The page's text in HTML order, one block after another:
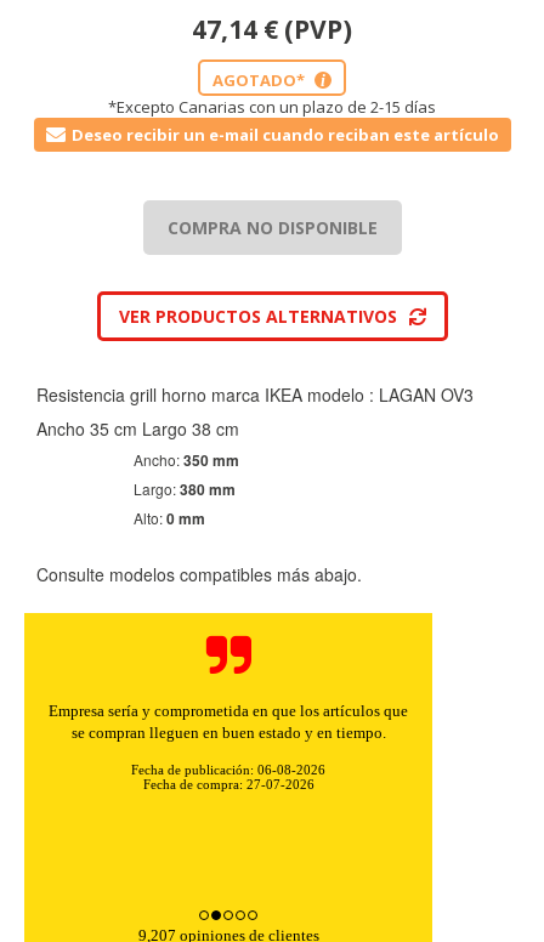
47,14 € (PVP)
AGOTADO* i
*Excepto Canarias con un plazo de 2-15 días
Deseo recibir un e-mail cuando reciban este artículo
COMPRA NO DISPONIBLE
VER PRODUCTOS ALTERNATIVOS
Resistencia grill horno marca IKEA modelo : LAGAN OV3
Ancho 35 cm Largo 38 cm
Ancho:350 mm
Largo:380 mm
Alto:0 mm
Consulte modelos compatibles más abajo.
Empresa sería y comprometida en que los artículos que
se compran lleguen en buen estado y en tiempo.
Fecha de publicación: 06-08-2026
Fecha de compra: 27-07-2026
9,207 opiniones de clientes
HABILITAR TODO RECHAZAR TODO